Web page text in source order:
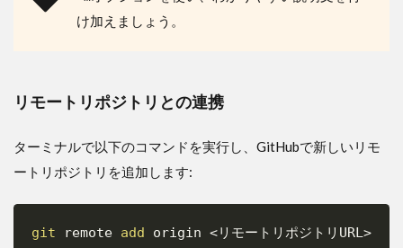
ト
協力
を促
るGit
の運
用方
け加えましょう。
リモートリポジトリとの連携
ターミナルで以下のコマンドを実行し、GitHubで新しいリモ
ートリポジトリを追加します:
git remote add origin <リモートリポジトリURL>